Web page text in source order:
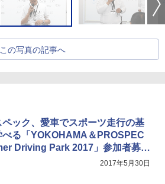
この写真の記事へ
ペック、愛車でスポーツ走行の基
べる「YOKOHAMA＆PROSPEC
Driving Park 2017」参加者募集
2017年5月30日